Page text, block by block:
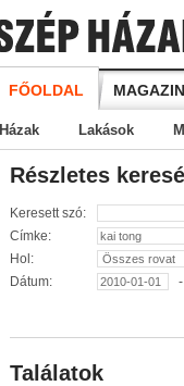
FŐOLDAL MAGAZIN
Házak Lakások
Részletes
Keresett szó:
Címke:
Hol:
Dátum:
-
Találatok